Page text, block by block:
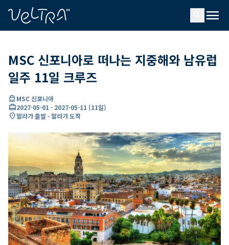
menu
MSC 신포니아로 떠나는 지중해와 남유럽
일주 11일 크루즈
directions_boatMSC 신포니아
card_travel2027-05-01 - 2027-05-11 (11일)
location_on말라가 출발 - 말라가 도착